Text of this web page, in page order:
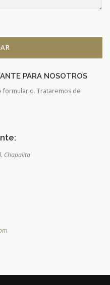
PARA NOSOTROS
formulario. Trataremos de
Chapalita